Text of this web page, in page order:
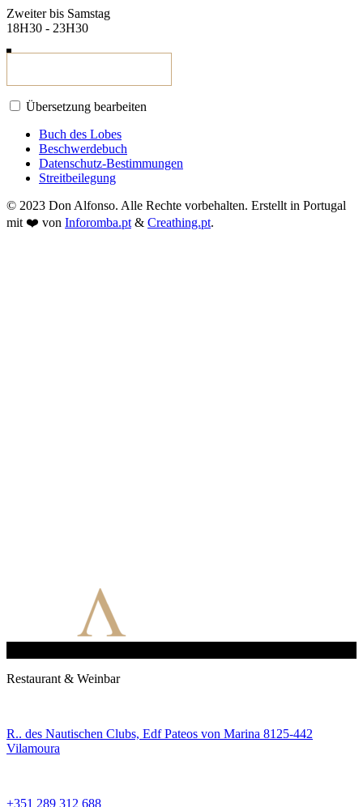
Zweiter bis Samstag
18H30 - 23H30
Übersetzung bearbeiten
Buch des Lobes
Beschwerdebuch
Datenschutz-Bestimmungen
Streitbeilegung
© 2023 Don Alfonso. Alle Rechte vorbehalten. Erstellt in Portugal
mit ❤️ von Inforomba.pt & Creathing.pt.
Restaurant & Weinbar
R.. des Nautischen Clubs, Edf Pateos von Marina 8125-442
Vilamoura
+351 289 312 688